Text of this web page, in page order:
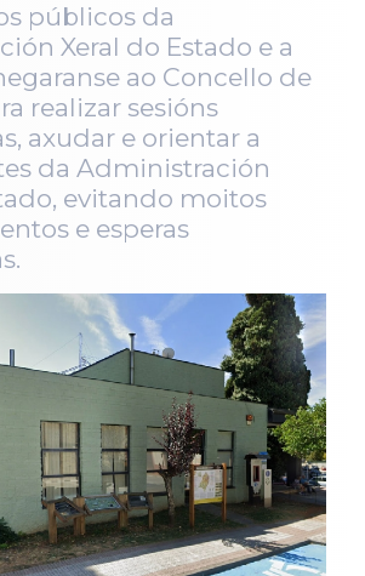
públicos da
Xeral do Estado e a
ao Concello de
realizar sesións
axudar e orientar a
da Administración
evitando moitos
e esperas